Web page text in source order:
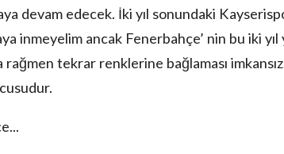
devam edecek. İki yıl sonundaki
inmeyelim ancak Fenerbahçe’ nin bu iki
rağmen tekrar renklerine bağlaması